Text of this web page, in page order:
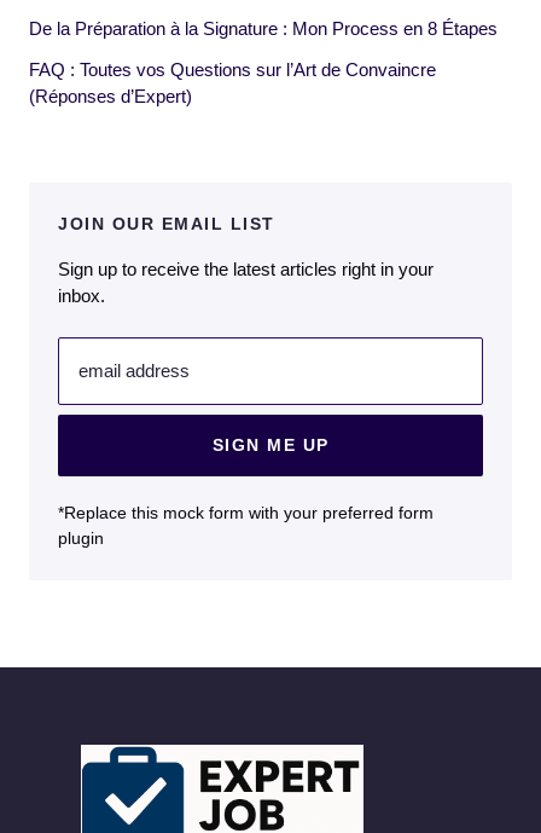
De la Préparation à la Signature : Mon Process en 8 Étapes
FAQ : Toutes vos Questions sur l’Art de Convaincre
(Réponses d’Expert)
JOIN OUR EMAIL LIST
Sign up to receive the latest articles right in your
inbox.
email address
SIGN ME UP
*Replace this mock form with your preferred form
plugin